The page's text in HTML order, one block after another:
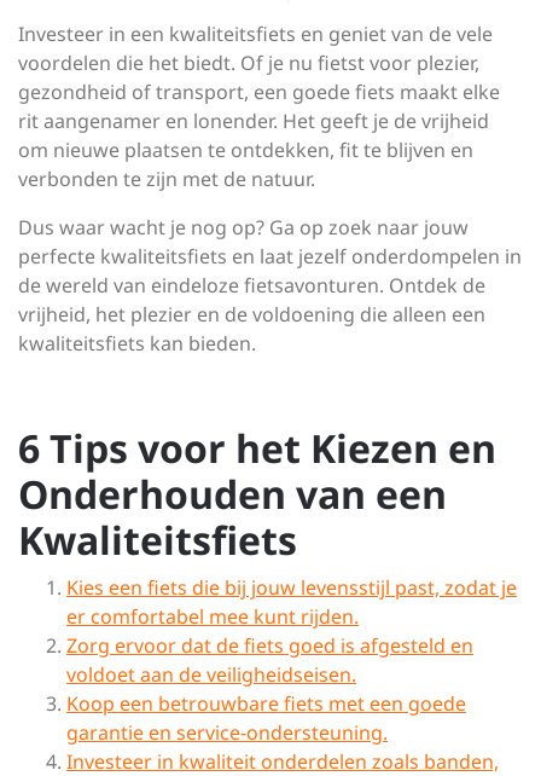
Investeer in een kwaliteitsfiets en geniet van de vele
voordelen die het biedt. Of je nu fietst voor plezier,
gezondheid of transport, een goede fiets maakt elke
rit aangenamer en lonender. Het geeft je de vrijheid
om nieuwe plaatsen te ontdekken, fit te blijven en
verbonden te zijn met de natuur.
Dus waar wacht je nog op? Ga op zoek naar jouw
perfecte kwaliteitsfiets en laat jezelf onderdompelen in
de wereld van eindeloze fietsavonturen. Ontdek de
vrijheid, het plezier en de voldoening die alleen een
kwaliteitsfiets kan bieden.
6 Tips voor het Kiezen en
Onderhouden van een
Kwaliteitsfiets
Kies een fiets die bij jouw levensstijl past, zodat je
er comfortabel mee kunt rijden.
Zorg ervoor dat de fiets goed is afgesteld en
voldoet aan de veiligheidseisen.
Koop een betrouwbare fiets met een goede
garantie en service-ondersteuning.
Investeer in kwaliteit onderdelen zoals banden,